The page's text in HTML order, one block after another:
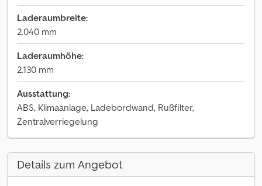
Laderaumbreite:
2.040 mm
Laderaumhöhe:
2.130 mm
Ausstattung:
ABS, Klimaanlage, Ladebordwand, Rußfilter,
Zentralverriegelung
Details zum Angebot